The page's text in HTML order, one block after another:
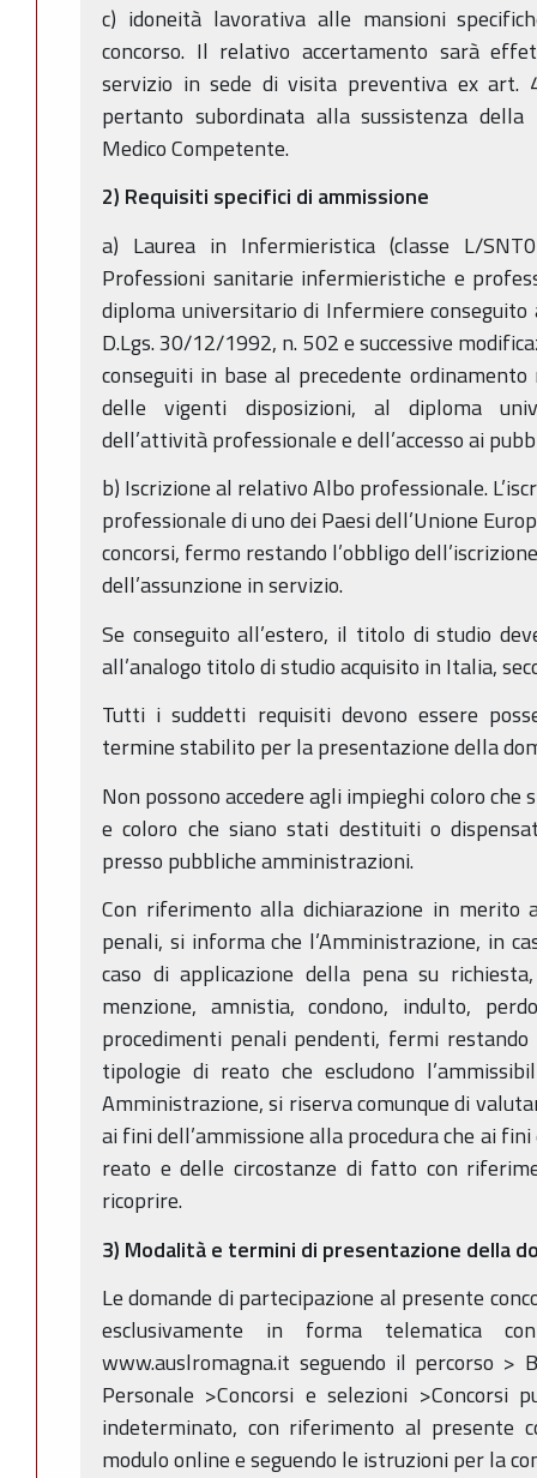
c) idoneità lavorativa alle mansioni
concorso. Il relativo accertamento sarà
servizio in sede di visita preventiva ex art.
pertanto subordinata alla sussistenza
Medico Competente.
2) Requisiti specifici di ammissione
a) Laurea in Infermieristica (classe L/
Professioni sanitarie infermieristiche e
diploma universitario di Infermiere conseguito
D.Lgs. 30/12/1992, n. 502 e successive
conseguiti in base al precedente
delle vigenti disposizioni, al diploma
dell’attività professionale e dell’accesso ai
b) Iscrizione al relativo Albo professionale.
professionale di uno dei Paesi dell’Unione
concorsi, fermo restando l’obbligo
dell’assunzione in servizio.
Se conseguito all’estero, il titolo di studio
all’analogo titolo di studio acquisito in Italia,
Tutti i suddetti requisiti devono essere
termine stabilito per la presentazione della
Non possono accedere agli impieghi coloro
e coloro che siano stati destituiti o
presso pubbliche amministrazioni.
Con riferimento alla dichiarazione in merito
penali, si informa che l’Amministrazione, in
caso di applicazione della pena su
menzione, amnistia, condono, indulto,
procedimenti penali pendenti, fermi
tipologie di reato che escludono
Amministrazione, si riserva comunque di
ai fini dell’ammissione alla procedura che ai
reato e delle circostanze di fatto con
ricoprire.
3) Modalità e termini di presentazione della
Le domande di partecipazione al presente
esclusivamente in forma telematica
www.auslromagna.it seguendo il percorso >
Personale >Concorsi e selezioni >Concorsi
indeterminato, con riferimento al presente
modulo online e seguendo le istruzioni per la